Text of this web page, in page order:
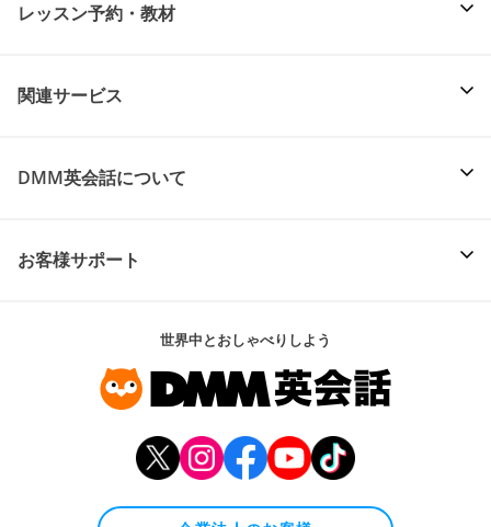
レッスン予約・教材
関連サービス
DMM英会話について
お客様サポート
世界中とおしゃべりしよう